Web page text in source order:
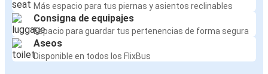
Más espacio para tus piernas y asientos reclinables
Consigna de equipajes
Espacio para guardar tus pertenencias de forma segura
Aseos
Disponible en todos los FlixBus